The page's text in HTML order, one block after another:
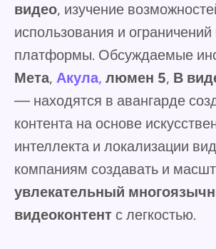
видео, изучение
использования и
платформы. Обсуждаемые
Мета, Акула, люмен 5, В
— находятся в авангарде
контента на основе
интеллекта и локализации
компаниям создавать и
увлекательный
видеоконтент с легкостью.